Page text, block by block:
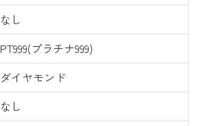
なし
PT999(プラチナ999)
ダイヤモンド
なし